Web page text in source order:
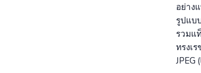
อย่าง
รูปแบ
รวมแ
ทรงเ
JPEG